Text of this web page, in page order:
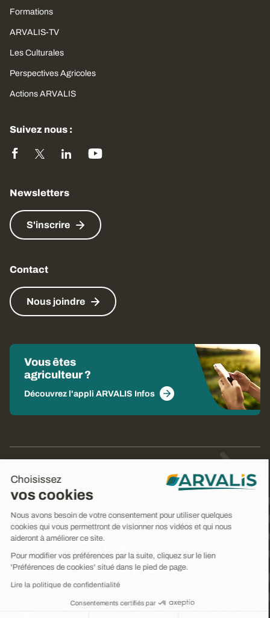
Choisissez
vos cookies
Nous avons besoin de votre consentement pour utiliser quelques
cookies qui vous permettront de visionner nos vidéos et qui nous
aideront à améliorer ce site.
Pour modifier vos préférences par la suite, cliquez sur le lien
'Préférences de cookies' situé dans le pied de page.
Lire la politique de confidentialité
Consentements certifiés par
Formations
ARVALIS-TV
Les Culturales
Perspectives Agricoles
Actions ARVALIS
Suivez nous :
Newsletters
S'inscrire
Contact
Nous joindre
Vous êtes
agriculteur ?
Découvrez l'appli ARVALIS Infos
Gestion des cookies
CGV
Politique de confidentialité